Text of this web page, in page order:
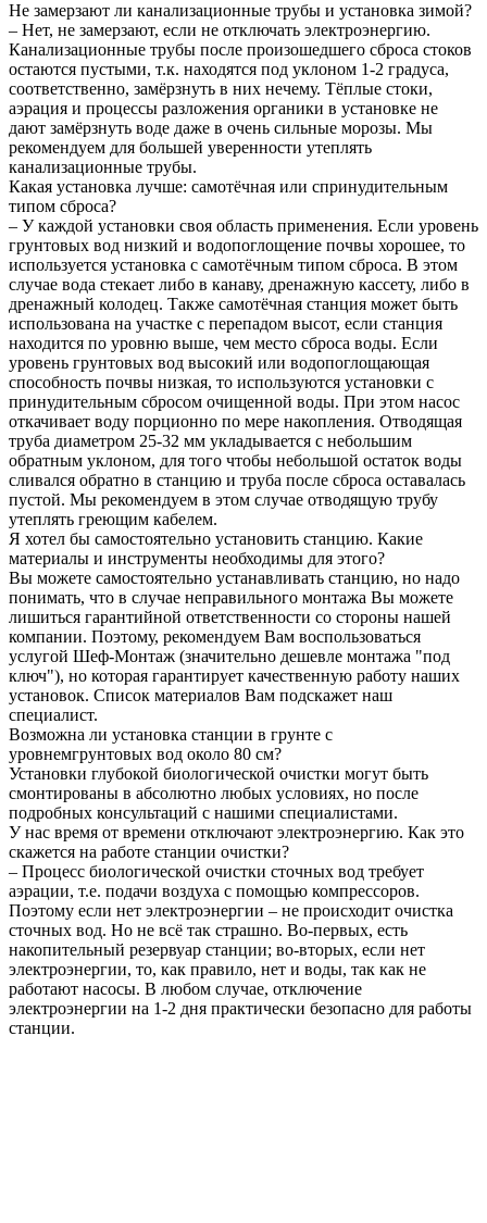
Не замерзают ли канализационные трубы и установка зимой?
– Нет, не замерзают, если не отключать электроэнергию.
Канализационные трубы после произошедшего сброса стоков
остаются пустыми, т.к. находятся под уклоном 1-2 градуса,
соответственно, замёрзнуть в них нечему. Тёплые стоки,
аэрация и процессы разложения органики в установке не
дают замёрзнуть воде даже в очень сильные морозы. Мы
рекомендуем для большей уверенности утеплять
канализационные трубы.
Какая установка лучше: самотёчная или спринудительным
типом сброса?
– У каждой установки своя область применения. Если уровень
грунтовых вод низкий и водопоглощение почвы хорошее, то
используется установка с самотёчным типом сброса. В этом
случае вода стекает либо в канаву, дренажную кассету, либо в
дренажный колодец. Также самотёчная станция может быть
использована на участке с перепадом высот, если станция
находится по уровню выше, чем место сброса воды. Если
уровень грунтовых вод высокий или водопоглощающая
способность почвы низкая, то используются установки с
принудительным сбросом очищенной воды. При этом насос
откачивает воду порционно по мере накопления. Отводящая
труба диаметром 25-32 мм укладывается с небольшим
обратным уклоном, для того чтобы небольшой остаток воды
сливался обратно в станцию и труба после сброса оставалась
пустой. Мы рекомендуем в этом случае отводящую трубу
утеплять греющим кабелем.
Я хотел бы самостоятельно установить станцию. Какие
материалы и инструменты необходимы для этого?
Вы можете самостоятельно устанавливать станцию, но надо
понимать, что в случае неправильного монтажа Вы можете
лишиться гарантийной ответственности со стороны нашей
компании. Поэтому, рекомендуем Вам воспользоваться
услугой Шеф-Монтаж (значительно дешевле монтажа "под
ключ"), но которая гарантирует качественную работу наших
установок. Список материалов Вам подскажет наш
специалист.
Возможна ли установка станции в грунте с
уровнемгрунтовых вод около 80 см?
Установки глубокой биологической очистки могут быть
смонтированы в абсолютно любых условиях, но после
подробных консультаций с нашими специалистами.
У нас время от времени отключают электроэнергию. Как это
скажется на работе станции очистки?
– Процесс биологической очистки сточных вод требует
аэрации, т.е. подачи воздуха с помощью компрессоров.
Поэтому если нет электроэнергии – не происходит очистка
сточных вод. Но не всё так страшно. Во-первых, есть
накопительный резервуар станции; во-вторых, если нет
электроэнергии, то, как правило, нет и воды, так как не
работают насосы. В любом случае, отключение
электроэнергии на 1-2 дня практически безопасно для работы
станции.